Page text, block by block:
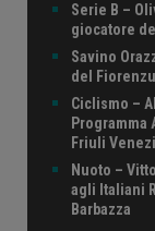
Serie B –
giocatore
Savino
del
Ciclismo –
Programma
Friuli
Nuoto –
agli Italiani
Barbazza